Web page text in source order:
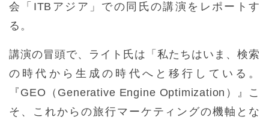
会「ITBアジア」での同氏の講演をレポートす
る。
講演の冒頭で、ライト氏は「私たちはいま、検索
の時代から生成の時代へと移行している。
『GEO（Generative Engine Optimization）』こ
そ、これからの旅行マーケティングの機軸とな